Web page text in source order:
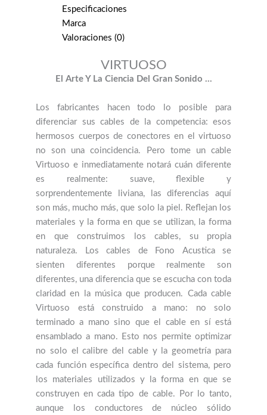
Especificaciones
Marca
Valoraciones (0)
VIRTUOSO
El Arte Y La Ciencia Del Gran Sonido …
Los fabricantes hacen todo lo posible para
diferenciar sus cables de la competencia: esos
hermosos cuerpos de conectores en el virtuoso
no son una coincidencia. Pero tome un cable
Virtuoso e inmediatamente notará cuán diferente
es realmente: suave, flexible y
sorprendentemente liviana, las diferencias aquí
son más, mucho más, que solo la piel. Reflejan los
materiales y la forma en que se utilizan, la forma
en que construimos los cables, su propia
naturaleza. Los cables de Fono Acustica se
sienten diferentes porque realmente son
diferentes, una diferencia que se escucha con toda
claridad en la música que producen. Cada cable
Virtuoso está construido a mano: no solo
terminado a mano sino que el cable en sí está
ensamblado a mano. Esto nos permite optimizar
no solo el calibre del cable y la geometría para
cada función específica dentro del sistema, pero
los materiales utilizados y la forma en que se
construyen en cada tipo de cable. Por lo tanto,
aunque los conductores de núcleo sólido